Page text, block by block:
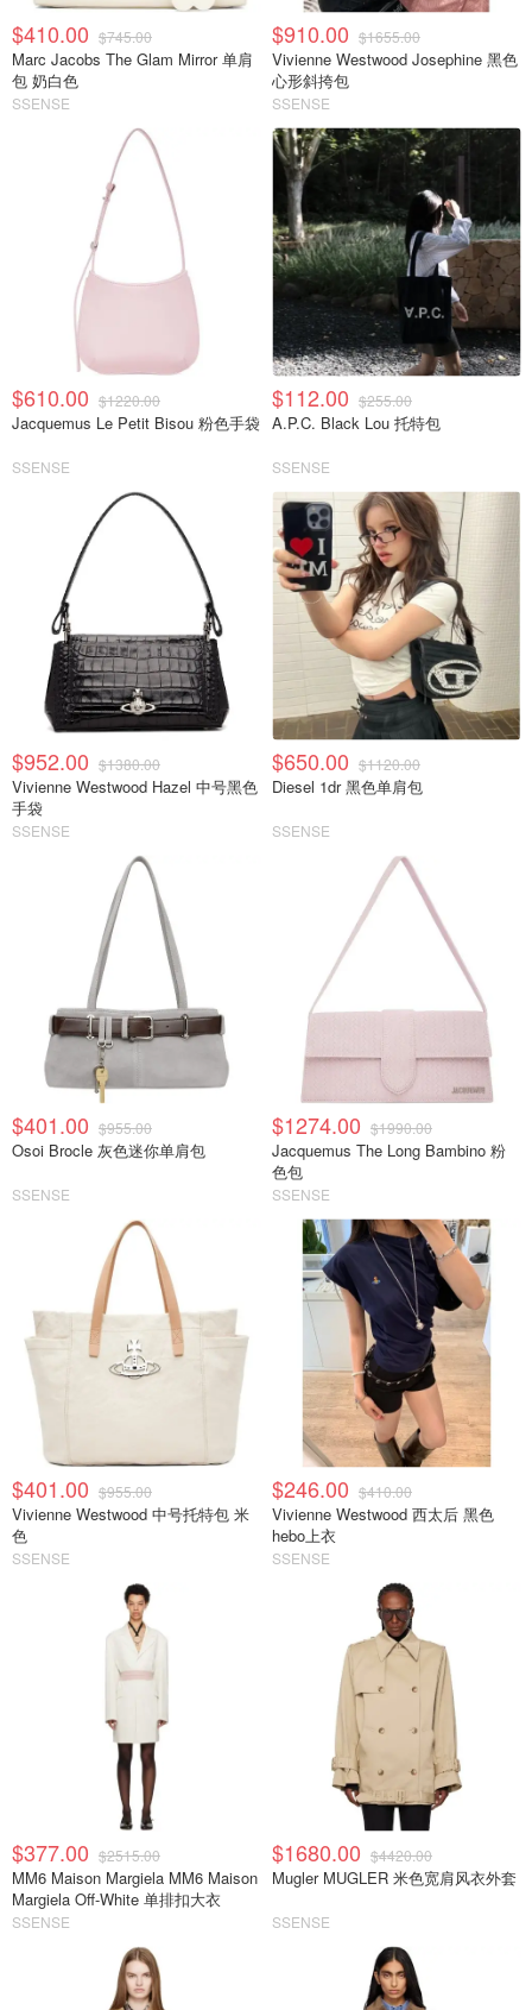
$410.00 $745.00
Marc Jacobs The Glam Mirror 单肩
包 奶白色
SSENSE
$910.00 $1655.00
Vivienne Westwood Josephine 黑色
心形斜挎包
SSENSE
$610.00 $1220.00
Jacquemus Le Petit Bisou 粉色手袋
SSENSE
$112.00 $255.00
A.P.C. Black Lou 托特包
SSENSE
$952.00 $1380.00
Vivienne Westwood Hazel 中号黑色
手袋
SSENSE
$650.00 $1120.00
Diesel 1dr 黑色单肩包
SSENSE
$401.00 $955.00
Osoi Brocle 灰色迷你单肩包
SSENSE
$1274.00 $1990.00
Jacquemus The Long Bambino 粉
色包
SSENSE
$401.00 $955.00
Vivienne Westwood 中号托特包 米
色
SSENSE
$246.00 $410.00
Vivienne Westwood 西太后 黑色
hebo上衣
SSENSE
$377.00 $2515.00
MM6 Maison Margiela MM6 Maison
Margiela Off-White 单排扣大衣
SSENSE
$1680.00 $4420.00
Mugler MUGLER 米色宽肩风衣外套
SSENSE